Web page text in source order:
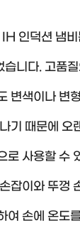
인덕션 냄
습니다. 고품
변색이나 변
기 때문에 오
로 사용할 수
잡이와 뚜껑
여 손에 온도